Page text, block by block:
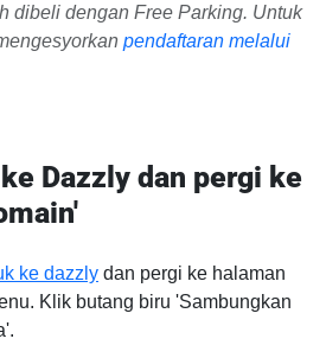
dibeli dengan Free Parking. Untuk
pendaftaran melalui
Dazzly dan pergi ke
ke dazzly dan pergi ke halaman
Klik butang biru 'Sambungkan